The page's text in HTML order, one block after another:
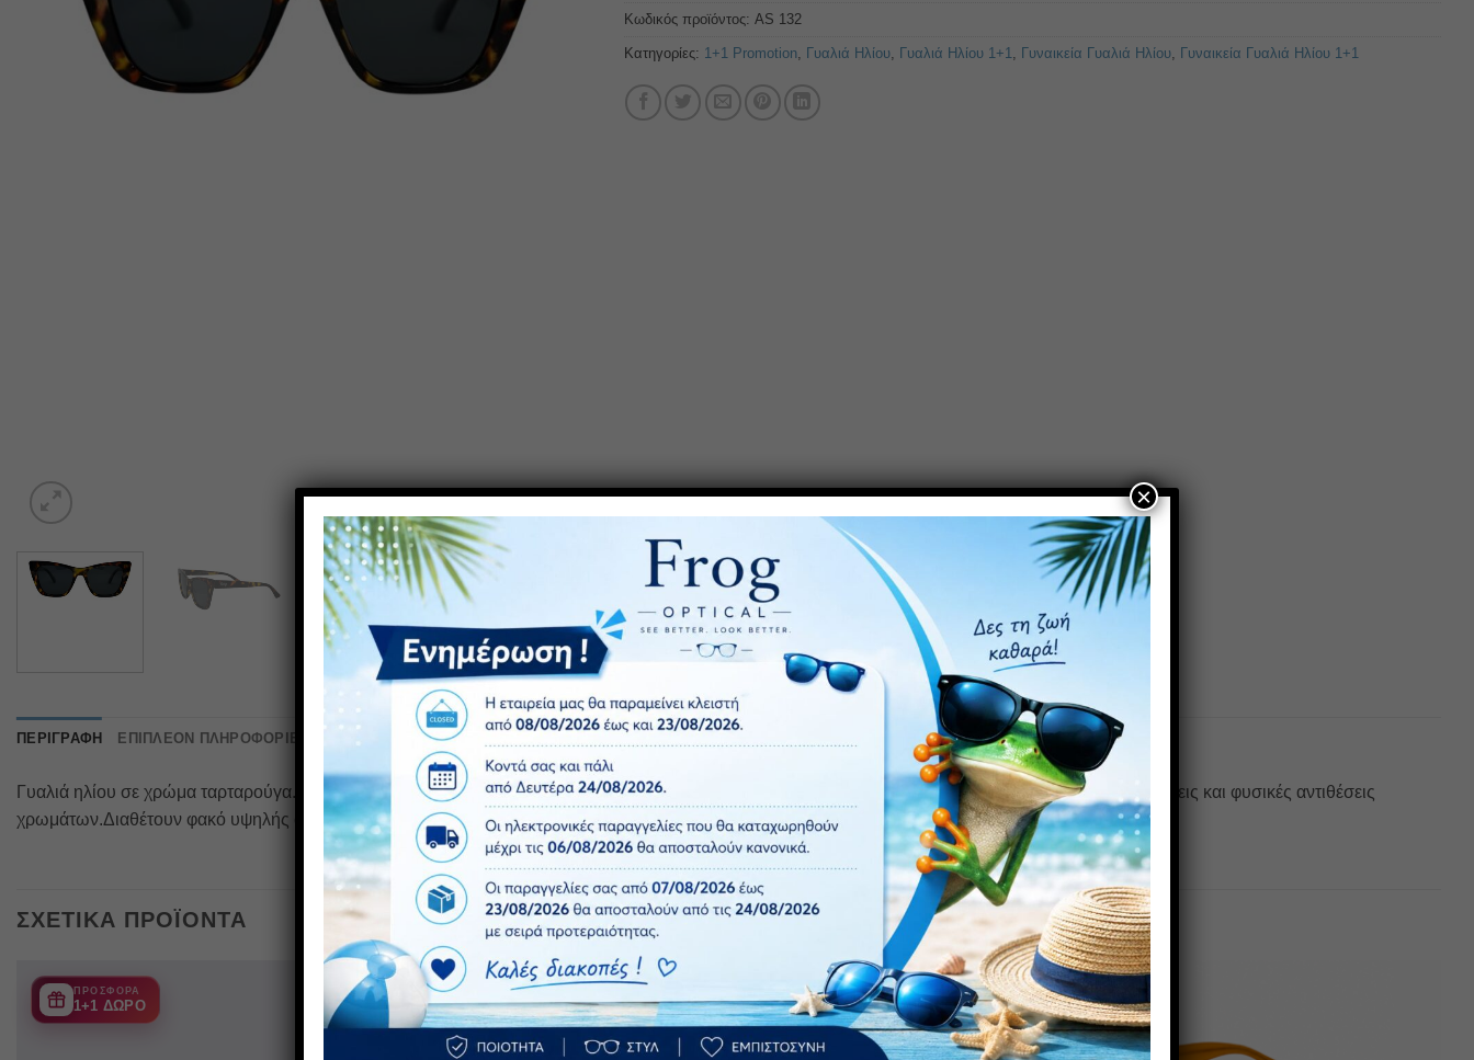
Κωδικός προϊόντος: AS 132
Κατηγορίες: 1+1 Promotion, Γυαλιά Ηλίου, Γυαλιά Ηλίου 1+1 Γυναικεία Γυαλιά Ηλίου, Γυναικεία Γυαλιά Ηλίου 1+1
ΠΕΡΙΓΡΑΦΉ ΕΠΙΠΛΈΟΝ ΠΛΗΡΟΦΟΡΊΕΣ ΑΞΙΟΛΟΓΉΣΕΙΣ (0)
Γυαλιά ηλίου σε χρώμα ταρταρούγα.Διαθέτει προστασία UV400 και Polarized φακό.Πολωτικά γυαλιά ηλίου: προσφέρουν μια εικόνα χωρίς αντανακλάσεις και φυσικές αντιθέσεις
χρωμάτων.Διαθέτουν φακό υψηλής αντοχής στα χτυπήματα που παρέχει απόλυτη άνεση χάρη στην ευελιξία και το χαμηλό του βάρος.
ΣΧΕΤΙΚΆ ΠΡΟΪΌΝΤΑ
ΠΡΟΣΦΟΡΑ
1+1 ΔΩΡΟ
Πρόσθήκη
Πρόσθήκη
στην λίστα
επιθυμιών
Πρόσθήκη
στην λίστα
επιθυμιών
×